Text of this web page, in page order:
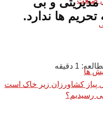
ها
ها ندارد.
دقیقه